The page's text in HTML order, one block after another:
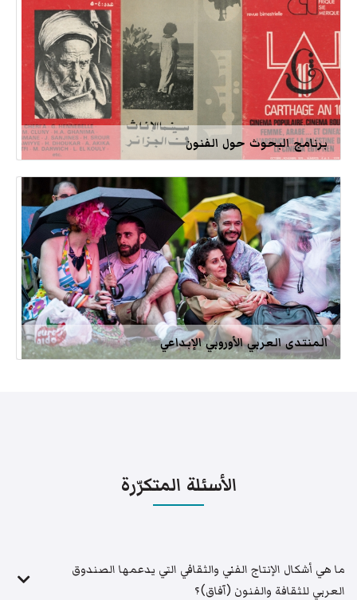
برنامج البحوث حول الفنون
المنتدى العربي الأوروبي الإبداعي
الأسئلة المتكرّرة
ما هي أشكال الإنتاج الفني والثقافي التي يدعمها الصندوق
العربي للثقافة والفنون (آفاق)؟